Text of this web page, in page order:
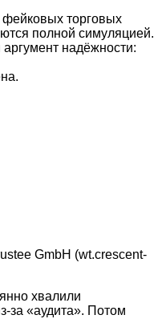
фейковых торговых
полной симуляцией.
надёжности:
GmbH (wt.crescent-
хвалили
за «аудита». Потом